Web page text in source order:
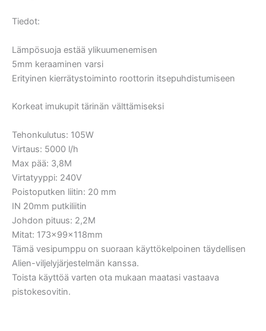
Tiedot:
Lämpösuoja estää ylikuumenemisen
5mm keraaminen varsi
Erityinen kierrätystoiminto roottorin itsepuhdistumiseen
Korkeat imukupit tärinän välttämiseksi
Tehonkulutus: 105W
Virtaus: 5000 l/h
Max pää: 3,8M
Virtatyyppi: 240V
Poistoputken liitin: 20 mm
IN 20mm putkiliitin
Johdon pituus: 2,2M
Mitat: 173x99x118mm
Tämä vesipumppu on suoraan käyttökelpoinen täydellisen
Alien-viljelyjärjestelmän kanssa.
Toista käyttöä varten ota mukaan maatasi vastaava
pistokesovitin.